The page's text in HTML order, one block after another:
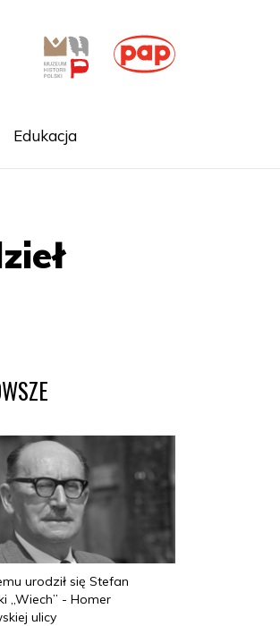
Edukacja
urodził się Stefan
„Wiech” - Homer
ulicy